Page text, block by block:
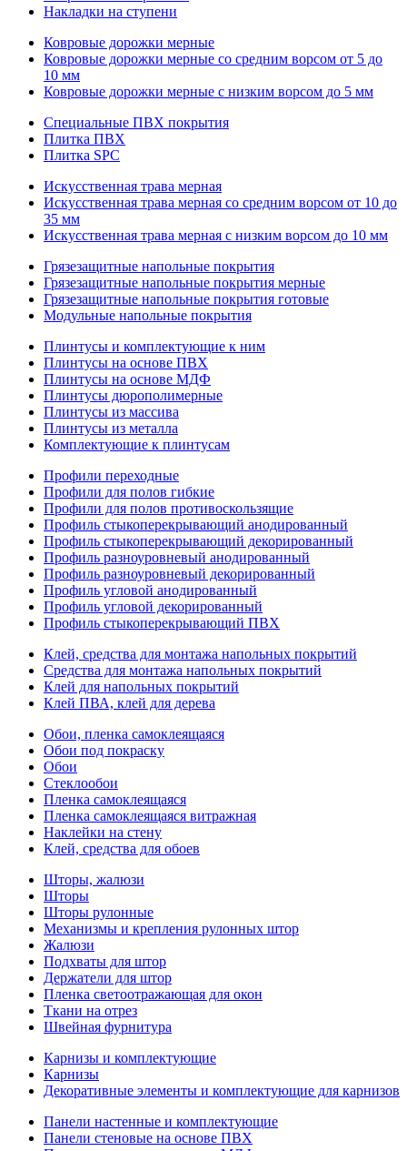
Накладки на ступени
Ковровые дорожки мерные
Ковровые дорожки мерные со средним ворсом от 5 до
10 мм
Ковровые дорожки мерные с низким ворсом до 5 мм
Специальные ПВХ покрытия
Плитка ПВХ
Плитка SPC
Искуccтвенная трава мерная
Искусственная трава мерная со средним ворсом от 10 до
35 мм
Искусственная трава мерная с низким ворсом до 10 мм
Грязезащитные напольные покрытия
Грязезащитные напольные покрытия мерные
Грязезащитные напольные покрытия готовые
Модульные напольные покрытия
Плинтусы и комплектующие к ним
Плинтусы на основе ПВХ
Плинтусы на основе МДФ
Плинтусы дюрополимерные
Плинтусы из массива
Плинтусы из металла
Комплектующие к плинтусам
Профили переходные
Профили для полов гибкие
Профили для полов противоскользящие
Профиль стыкоперекрывающий анодированный
Профиль стыкоперекрывающий декорированный
Профиль разноуровневый анодированный
Профиль разноуровневый декорированный
Профиль угловой анодированный
Профиль угловой декорированный
Профиль стыкоперекрывающий ПВХ
Клей, средства для монтажа напольных покрытий
Средства для монтажа напольных покрытий
Клей для напольных покрытий
Клей ПВА, клей для дерева
Обои, пленка самоклеящаяся
Обои под покраску
Обои
Стеклообои
Пленка самоклеящаяся
Пленка самоклеящаяся витражная
Наклейки на стену
Клей, средства для обоев
Шторы, жалюзи
Шторы
Шторы рулонные
Механизмы и крепления рулонных штор
Жалюзи
Подхваты для штор
Держатели для штор
Пленка светоотражающая для окон
Ткани на отрез
Швейная фурнитура
Карнизы и комплектующие
Карнизы
Декоративные элементы и комплектующие для карнизов
Панели настенные и комплектующие
Панели стеновые на основе ПВХ